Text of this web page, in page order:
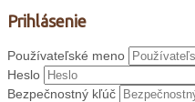
Prihlásenie
Používateľské meno
Heslo
Bezpečnostný kľúč